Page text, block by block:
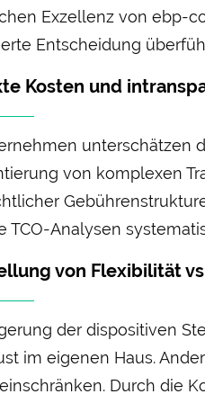
Exzellenz von ebp-
Ent­scheidung
Kosten und
unter­schätzen
von komplexen
TCO-Analysen
von Flexibilität
der dispositiven
im eigenen Haus.
Durch die